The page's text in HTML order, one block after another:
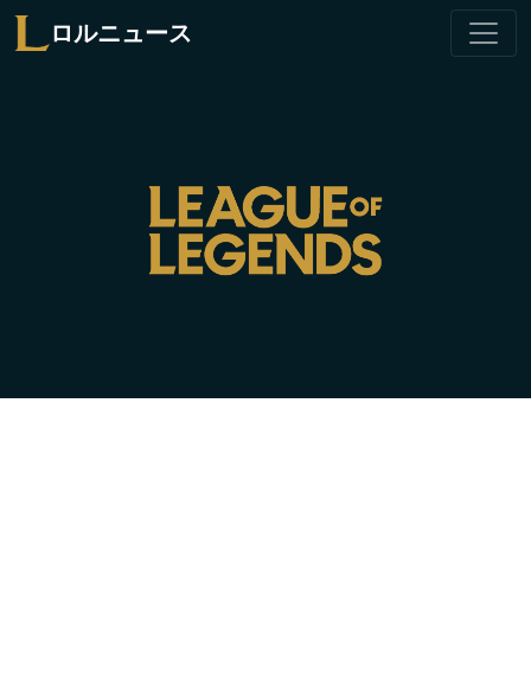
ロルニュース